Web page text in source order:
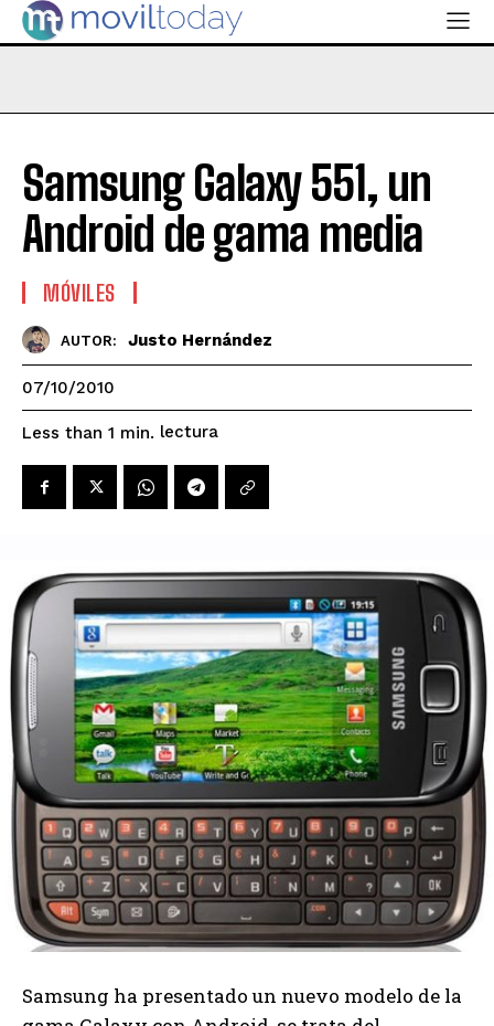
Samsung Galaxy 551, un
Android de gama media
MÓVILES
AUTOR: Justo Hernández
07/10/2010
Less than 1 min. lectura
Samsung ha presentado un nuevo modelo de la